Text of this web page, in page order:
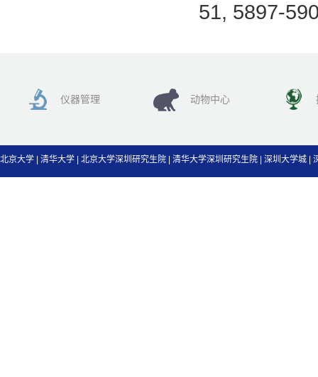
51, 5897-
仪器管理 动物中心
北京大学 清华大学 北京大学深圳研究生院 清华大学深圳研究生院 深圳大学城